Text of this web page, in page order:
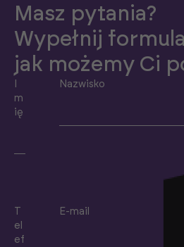
Masz pytania?
Wypełnij
jak możemy Ci
m
ię
Nazwisko
el
ef
E-mail